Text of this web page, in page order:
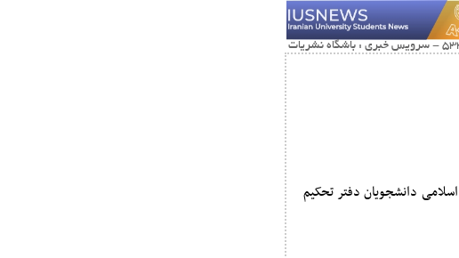
دانشجویان دفتر تحکیم